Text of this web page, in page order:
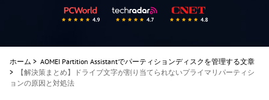
ホーム > AOMEI Partition Assistantでパーティションディスクを管理する文章
>
【解決策まとめ】ドライブ文字が割り当てられないプライマリパーティシ
ョンの原因と対処法